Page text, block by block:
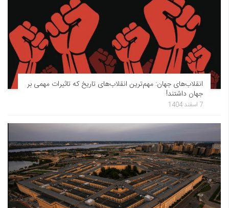
انقلاب‌های جهان: مهم‌ترین انقلاب‌های تاریخ که تاثیرات مهمی بر
جهان داشتند!
7 اسفند 1404